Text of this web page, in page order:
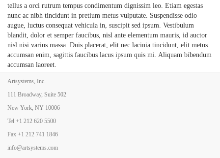
tellus a orci rutrum tempus condimentum dignissim leo. Etiam egestas
nunc ac nibh tincidunt in pretium metus vulputate. Suspendisse odio
augue, luctus consequat vehicula in, suscipit sed ipsum. Vestibulum
blandit, dolor et semper faucibus, nisl ante elementum mauris, id auctor
nisl nisi varius massa. Duis placerat, elit nec lacinia tincidunt, elit metus
accumsan enim, sagittis faucibus lacus ipsum quis mi. Aliquam bibendum
accumsan laoreet.
Fusce hendrerit, mi eget tincidunt posuere, magna nulla auctor
augue leo, eu congue elit. Proin eleifend justo eget mauris consectetur sed
ultricies diam hendrerit. Integer congue, nibh vitae scelerisque dapibus,
felis augue accumsan lectus, ac semper tortor turpis vel mi. Vestibulum
egestas nunc ac nibh tincidunt in pretium metus vulputate. Suspendisse
odio augue, luctus consequat vehicula in, suscipit sed ipsum. Vestibulum
Artsystems, Inc.
111 Broadway, Suite 502
New York, NY 10006
Tel +1 212 620 5500
Fax +1 212 741 1846
info@artsystems.com